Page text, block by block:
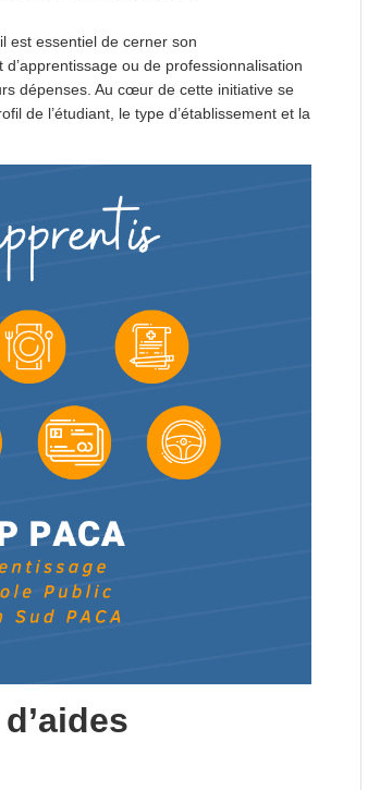
est essentiel de cerner son
ou de professionnalisation
dépenses. Au cœur de cette initiative se
de l’étudiant, le type d’établissement et la